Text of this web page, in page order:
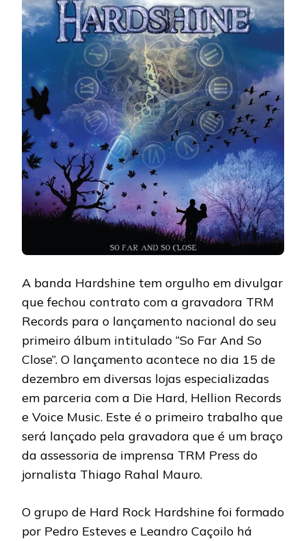
A banda Hardshine tem orgulho em divulgar
que fechou contrato com a gravadora TRM
Records para o lançamento nacional do seu
primeiro álbum intitulado “So Far And So
Close”. O lançamento acontece no dia 15 de
dezembro em diversas lojas especializadas
em parceria com a Die Hard, Hellion Records
e Voice Music. Este é o primeiro trabalho que
será lançado pela gravadora que é um braço
da assessoria de imprensa TRM Press do
jornalista Thiago Rahal Mauro.
O grupo de Hard Rock Hardshine foi formado
por Pedro Esteves e Leandro Caçoilo há